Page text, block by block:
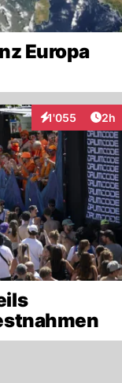
Europa
1'055
Interaktionen2h